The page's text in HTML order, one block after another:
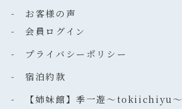
- お客様の声
- 会員ログイン
- プライバシーポリシー
- 宿泊約款
- 【姉妹館】季一遊～tokiichiyu～